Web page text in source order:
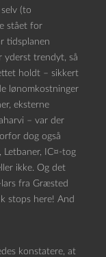
(to
stået for
tidsplanen
yderst trendyt, så
holdt – sikkert
lønomkostninger
eksterne
– var der
dog også
IC¤-tog
ikke. Og det
lars fra Græsted
stops here! And
konstatere, at